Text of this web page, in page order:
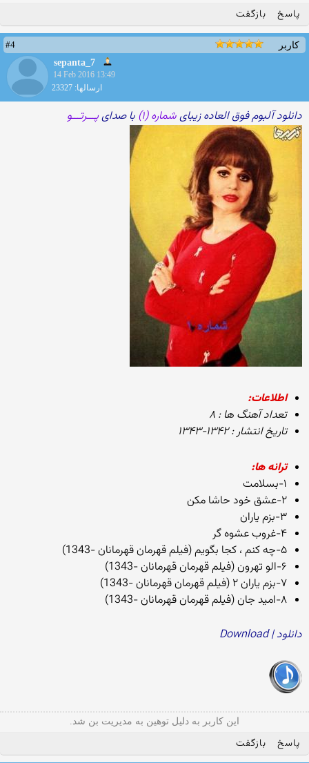
پاسخ بازگفت
کاربر
#4
sepanta_7
14 Feb 2016 13:49
ارسالها: 23327
دانلود آلبوم فوق العاده زیبایشماره (۱) با صدایپـــرتـــو
اطلاعات:
تعداد آهنگ ها : ۸
تاریخ انتشار : ۱۳۴۲-۱۳۴۳
ترانه ها:
۱-بسلامت
۲-عشق خود حاشا مکن
۳-بزم یاران
۴-غروب عشوه گر
۵-چه کنم ، کجا بگویم (فیلم قهرمان قهرمانان -1343)
۶-الو تهرون (فیلم قهرمان قهرمانان -1343)
۷-بزم یاران ۲ (فیلم قهرمان قهرمانان -1343)
۸-امید جان (فیلم قهرمان قهرمانان -1343)
دانلود | Download
این کاربر به دلیل توهین به مدیریت بن شد.
پاسخ بازگفت